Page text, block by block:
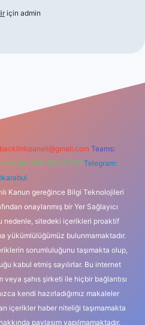
için admin
backlinkpaneli@gmail.com Teams:
0262 606 0 726 Telegram:
Kanun gereğince Bilgi Teknolojileri
onaylanmış bir Yer Sağlayıcı
nedenle, sitedeki içerikleri proaktif
yükümlülüğümüz bulunmamaktadır.
sorumluluğunu taşımakta olup,
kabul etmiş sayılırlar. Bu internet
şahıs şirketi ile hiçbir bağlantısı
kendi hazırladığımız makaleler
içerikler haber niteliği taşımamakta
paylaşım yapılmamaktadır.